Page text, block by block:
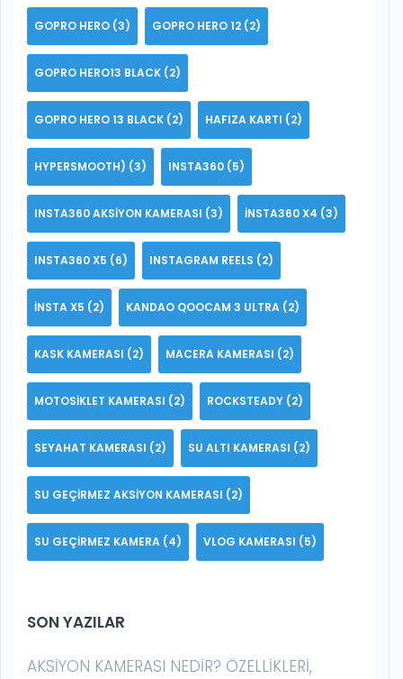
GOPRO HERO (3) GOPRO HERO 12 (2)
GOPRO HERO13 BLACK (2)
GOPRO HERO 13 BLACK (2) HAFIZA KARTI (2)
HYPERSMOOTH) (3) INSTA360 (5)
INSTA360 AKSIYON KAMERASI (3) INSTA360 X4 (3)
INSTA360 X5 (6) INSTAGRAM REELS (2)
INSTA X5 (2) KANDAO QOOCAM 3 ULTRA (2)
KASK KAMERASI (2) MACERA KAMERASI (2)
MOTOSIKLET KAMERASI (2) ROCKSTEADY (2)
SEYAHAT KAMERASI (2) SU ALTI KAMERASI (2)
SU GEÇIRMEZ AKSIYON KAMERASI (2)
SU GEÇIRMEZ KAMERA (4) VLOG KAMERASI (5)
SON YAZILAR
AKSIYON KAMERASI NEDIR? ÖZELLIKLERI,